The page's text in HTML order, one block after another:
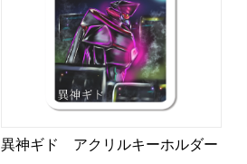
異神ギド アクリルキーホルダー